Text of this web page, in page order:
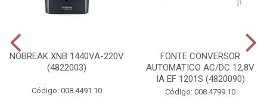
NOBREAK XNB 1440VA-220V
(4822003)
Código: 008.4491.10
FONTE CONVERSOR
AUTOMATICO AC/DC 12,8V
IA EF 1201S (4820090)
Código: 008.4799.10